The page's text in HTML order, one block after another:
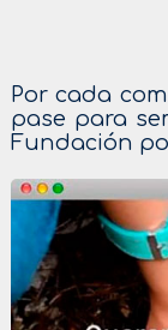
Por cada
pase para
Fundación